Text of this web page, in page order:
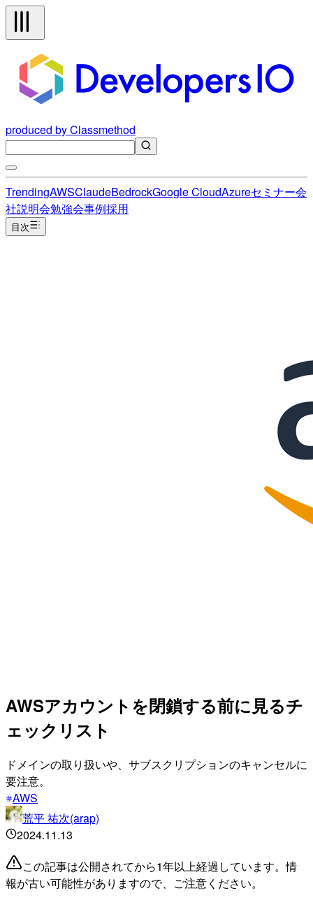
produced by Classmethod
TrendingAWSClaudeBedrockGoogle CloudAzureセミナー会
社説明会勉強会事例採用
目次
AWSアカウントを閉鎖する前に見るチ
ェックリスト
ドメインの取り扱いや、サブスクリプションのキャンセルに
要注意。
AWS
荒平 祐次(arap)
2024.11.13
この記事は公開されてから1年以上経過しています。情
報が古い可能性がありますので、ご注意ください。